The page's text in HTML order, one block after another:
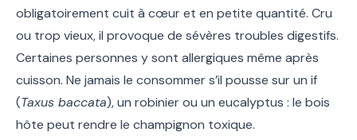
obligatoirement cuit à cœur et en petite quantité. Cru
ou trop vieux, il provoque de sévères troubles digestifs.
Certaines personnes y sont allergiques même après
cuisson. Ne jamais le consommer s’il pousse sur un if
(Taxus baccata), un robinier ou un eucalyptus : le bois
hôte peut rendre le champignon toxique.